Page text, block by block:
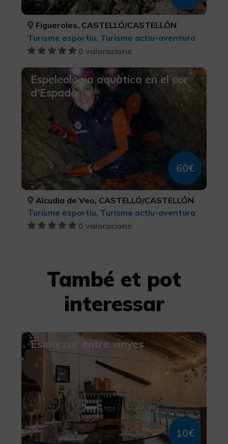
Figueroles, CASTELLÓ/CASTELLÓN
Turisme esportiu, Turisme actiu-aventura
0 valoracions
Espeleologia aquàtica en el cor
d'Espadà
60€
Alcudia de Veo, CASTELLÓ/CASTELLÓN
Turisme esportiu, Turisme actiu-aventura
0 valoracions
També et pot
interessar
Esmorzar entre vinyes
10€